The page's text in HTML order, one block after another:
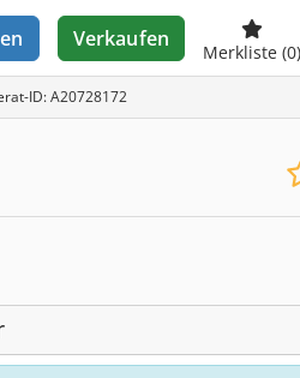
Verkaufen
Merkliste (0)
ID: A20728172